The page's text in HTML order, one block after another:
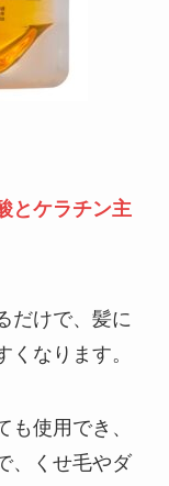
とケラチン主
だけで、髪に
なります。
使用でき、
、くせ毛やダ